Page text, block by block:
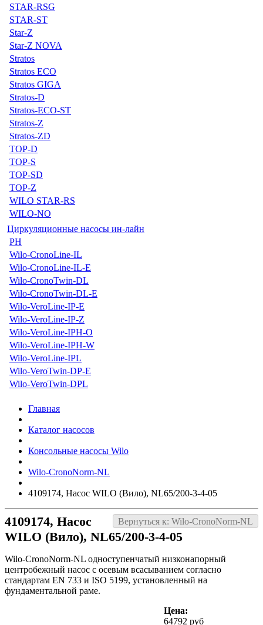
STAR-RSG
STAR-ST
Star-Z
Star-Z NOVA
Stratos
Stratos ECO
Stratos GIGA
Stratos-D
Stratos-ECO-ST
Stratos-Z
Stratos-ZD
TOP-D
TOP-S
TOP-SD
TOP-Z
WILO STAR-RS
WILO-NO
Циркуляционные насосы ин-лайн
PH
Wilo-CronoLine-IL
Wilo-CronoLine-IL-E
Wilo-CronoTwin-DL
Wilo-CronoTwin-DL-E
Wilo-VeroLine-IP-E
Wilo-VeroLine-IP-Z
Wilo-VeroLine-IPH-O
Wilo-VeroLine-IPH-W
Wilo-VeroLine-IPL
Wilo-VeroTwin-DP-E
Wilo-VeroTwin-DPL
Главная
Каталог насосов
Консольные насосы Wilo
Wilo-CronoNorm-NL
4109174, Насос WILO (Вило), NL65/200-3-4-05
Вернуться к: Wilo-CronoNorm-NL
4109174, Насос
WILO (Вило), NL65/200-3-4-05
Wilo-CronoNorm-NL одноступенчатый низконапорный
центробежный насос с осевым всасыванием согласно
стандартам EN 733 и ISO 5199, установленный на
фундаментальной раме.
Цена:
64792 руб